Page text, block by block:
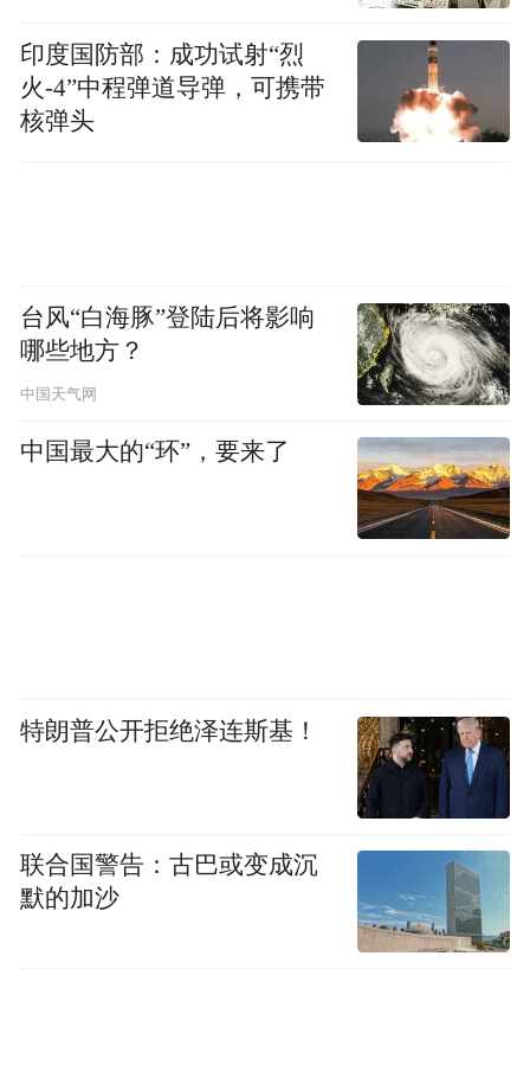
及加工—全生态旅游”的绿色循环全产业链
条，进一步壮大了葫芦产业经济，赋能乡村
产业振兴。
一个不同凡响的葫芦”为主题，期间，将举办
中华葫芦精品展、精品葫芦工艺大赛、葫芦
文化创新设计大赛、种植能手大赛、葫芦产
等多个系列主题活动。
“特别声明：以上作品内容(包括在内的视频、图片或音
space services.”
印度国防部：成功试射“烈
火-4”中程弹道导弹，可携带
核弹头
台风“白海豚”登陆后将影响
哪些地方？
中国天气网
中国最大的“环”，要来了
特朗普公开拒绝泽连斯基！
联合国警告：古巴或变成沉
默的加沙